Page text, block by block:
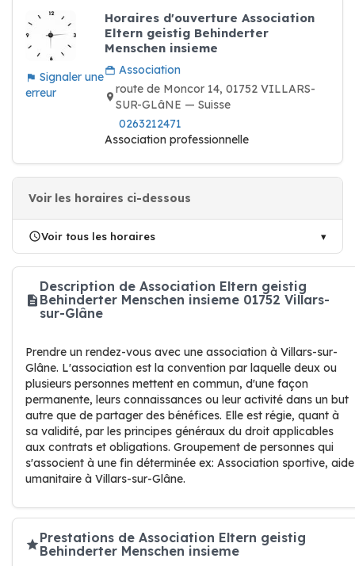
Signaler une
erreur
Horaires d'ouverture Association
Eltern geistig Behinderter
Menschen insieme
Association
route de Moncor 14, 01752 VILLARS-
SUR-GLâNE — Suisse
0263212471
Association professionnelle
Voir les horaires ci-dessous
Voir tous les horaires
Description de Association Eltern geistig
Behinderter Menschen insieme 01752 Villars-
sur-Glâne
Prendre un rendez-vous avec une association à Villars-sur-
Glâne. L'association est la convention par laquelle deux ou
plusieurs personnes mettent en commun, d'une façon
permanente, leurs connaissances ou leur activité dans un but
autre que de partager des bénéfices. Elle est régie, quant à
sa validité, par les principes généraux du droit applicables
aux contrats et obligations. Groupement de personnes qui
s'associent à une fin déterminée ex: Association sportive, aide
umanitaire à Villars-sur-Glâne.
Prestations de Association Eltern geistig
Behinderter Menschen insieme